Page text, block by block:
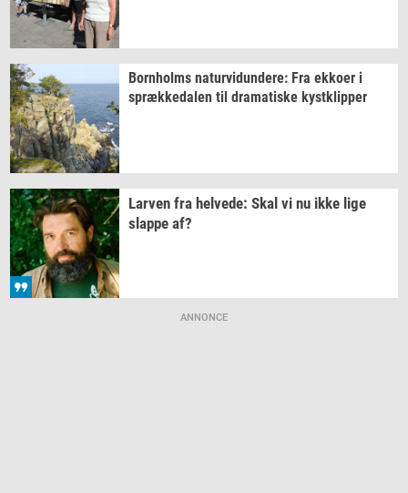
Born­holms na­tur­vi­dun­de­re: Fra ek­ko­er i
spræk­ke­da­len til dra­ma­ti­ske kyst­klip­per
Lar­ven fra hel­ve­de: Skal vi nu ikke lige
slap­pe af?
ANNONCE